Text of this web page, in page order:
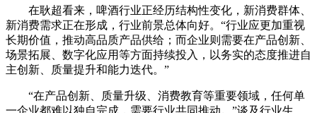
在耿超看来，啤酒行业正经历结构性变化，新消费群体、
新消费需求正在形成，行业前景总体向好。“行业应更加重视
长期价值，推动高品质产品供给；而企业则需要在产品创新、
场景拓展、数字化应用等方面持续投入，以务实的态度推进自
主创新、质量提升和能力迭代。”
“在产品创新、质量升级、消费教育等重要领域，任何单
一企业都难以独自完成，需要行业共同推动。”谈及行业生